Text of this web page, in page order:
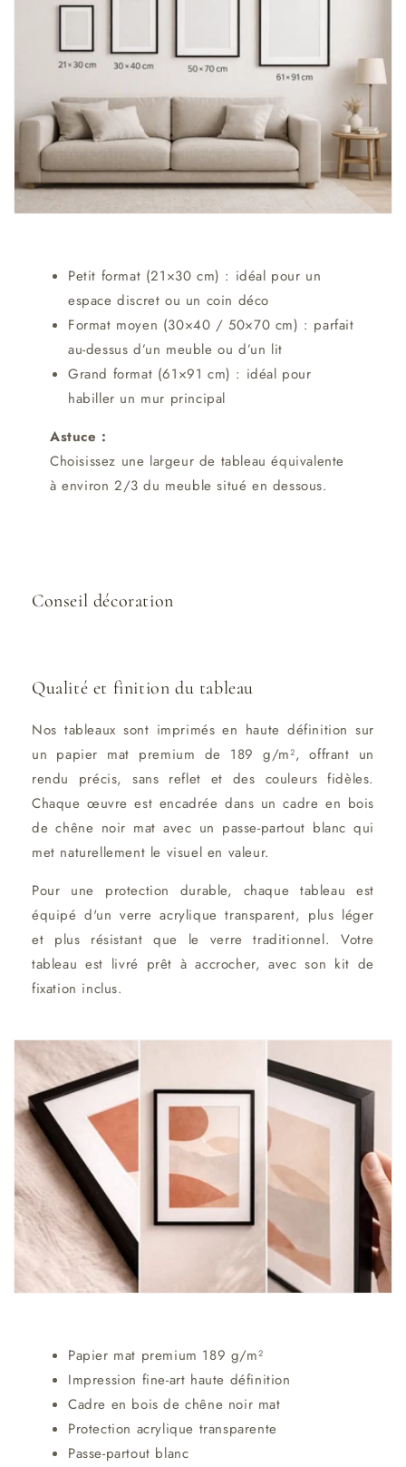
Petit format (21×30 cm) : idéal pour un
espace discret ou un coin déco
Format moyen (30×40 / 50×70 cm) : parfait
au-dessus d’un meuble ou d’un lit
Grand format (61×91 cm) : idéal pour
habiller un mur principal
Astuce :
Choisissez une largeur de tableau équivalente
à environ 2/3 du meuble situé en dessous.
Conseil décoration
Qualité et finition du tableau
Nos tableaux sont imprimés en haute définition sur
un papier mat premium de 189 g/m², offrant un
rendu précis, sans reflet et des couleurs fidèles.
Chaque œuvre est encadrée dans un cadre en bois
de chêne noir mat avec un passe-partout blanc qui
met naturellement le visuel en valeur.
Pour une protection durable, chaque tableau est
équipé d'un verre acrylique transparent, plus léger
et plus résistant que le verre traditionnel. Votre
tableau est livré prêt à accrocher, avec son kit de
fixation inclus.
Papier mat premium 189 g/m²
Impression fine-art haute définition
Cadre en bois de chêne noir mat
Protection acrylique transparente
Passe-partout blanc